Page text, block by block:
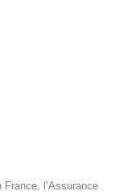
l’Assurance